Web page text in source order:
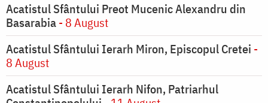
Acatistul Sfântului Preot Mucenic Alexandru din
Basarabia- 8 August
Acatistul Sfântului Ierarh Miron, Episcopul Cretei -
8 August
Acatistul Sfântului Ierarh Nifon, Patriarhul